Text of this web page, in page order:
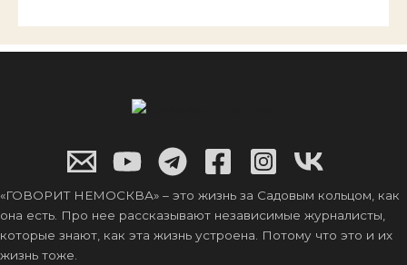
«ГОВОРИТ НЕМОСКВА» – это жизнь за Садовым кольцом, как
она есть. Про нее рассказывают независимые журналисты,
которые знают, как эта жизнь устроена. Потому что это и их
жизнь тоже.